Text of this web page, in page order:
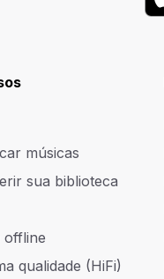
músicas
sua biblioteca
offline
qualidade (HiFi)